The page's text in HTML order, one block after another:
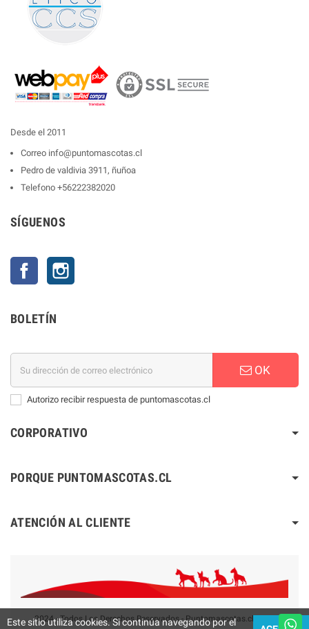
Desde el 2011
Correo info@puntomascotas.cl
Pedro de valdivia 3911, ñuñoa
Telefono +56222382020
SÍGUENOS
Facebook
BOLETÍN
OK
Autorizo recibir respuesta de puntomascotas.cl
CORPORATIVO
PORQUE PUNTOMASCOTAS.CL
ATENCIÓN AL CLIENTE
2024 - Todos Los Derechos Reservados - Puntomascotas.cl V2.0
Este sitio utiliza cookies. Si continúa navegando por el